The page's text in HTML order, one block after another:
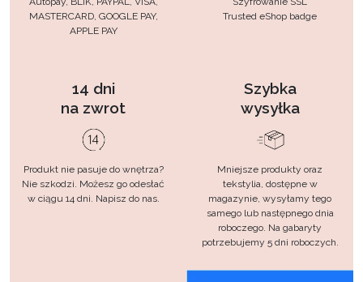
MASTERCARD, GOOGLE PAY,
APPLE PAY
Trusted eShop badge
14 dni
na zwrot
Produkt nie pasuje do wnętrza?
Nie szkodzi. Możesz go odesłać
w ciągu 14 dni. Napisz do nas.
Szybka
wysyłka
Mniejsze produkty oraz
tekstylia, dostępne w
magazynie, wysyłamy tego
samego lub następnego dnia
roboczego. Na gabaryty
potrzebujemy 5 dni roboczych.